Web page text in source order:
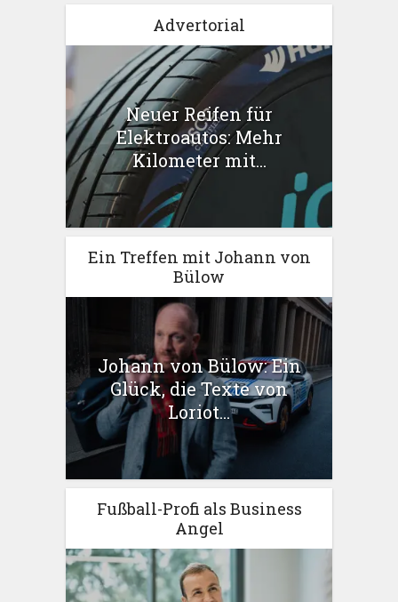
Advertorial
Neuer Reifen für
Elektroautos: Mehr
Kilometer mit...
Ein Treffen mit Johann von
Bülow
Johann von Bülow: Ein
Glück, die Texte von
Loriot...
Fußball-Profi als Business
Angel